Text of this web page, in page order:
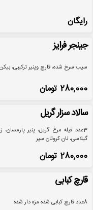
رایگان
جینجر فرایز
سیب سرخ شده، قارچ وپنیر ترکیبی،
280,000 تومان
سالاد سزار گریل
3عدد فیله مرغ گریل، پنیر
گیلاسی، نان کروتان سیر
280,000 تومان
قارچ کبابی
8عدد قارچ کبابی شده مزه دار شده